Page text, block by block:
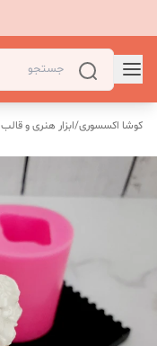
کوشا اکسسوری/ابزار هنری و قالب